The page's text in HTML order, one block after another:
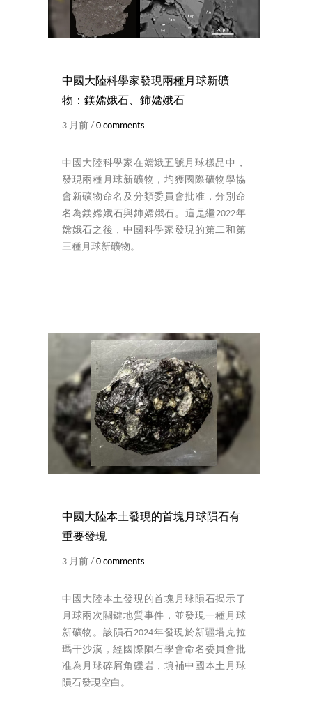
中國大陸科學家發現兩種月球新礦
物：鎂嫦娥石、鈰嫦娥石
3 月前 /0 comments
中國大陸科學家在嫦娥五號月球樣品中，
發現兩種月球新礦物，均獲國際礦物學協
會新礦物命名及分類委員會批准，分別命
名為鎂嫦娥石與鈰嫦娥石。這是繼2022年
嫦娥石之後，中國科學家發現的第二和第
三種月球新礦物。
中國大陸本土發現的首塊月球隕石有
重要發現
3 月前 / 0 comments
中國大陸本土發現的首塊月球隕石揭示了
月球兩次關鍵地質事件，並發現一種月球
新礦物。該隕石2024年發現於新疆塔克拉
瑪干沙漠，經國際隕石學會命名委員會批
准為月球碎屑角礫岩，填補中國本土月球
隕石發現空白。